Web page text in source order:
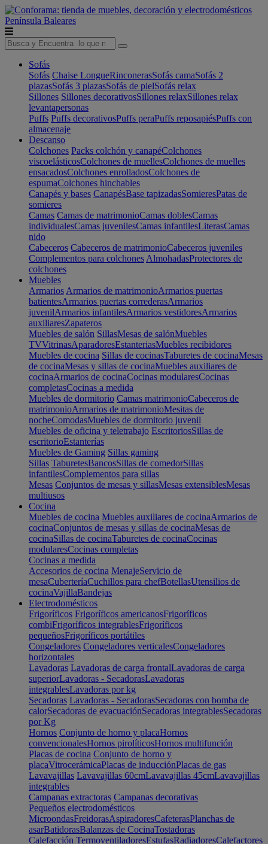
Península Baleares
Sofás
Sofás Chaise LongueRinconerasSofás camaSofás 2
plazasSofás 3 plazasSofás de pielSofás relax
Sillones Sillones decorativosSillones relaxSillones relax
levantapersonas
Puffs Puffs decorativosPuffs peraPuffs reposapiésPuffs con
almacenaje
Descanso
Colchones Packs colchón y canapéColchones
viscoelásticosColchones de muellesColchones de muelles
ensacadosColchones enrolladosColchones de
espumaColchones hinchables
Canapés y bases CanapésBase tapizadasSomieresPatas de
somieres
Camas Camas de matrimonioCamas doblesCamas
individualesCamas juvenilesCamas infantilesLiterasCamas
nido
Cabeceros Cabeceros de matrimonioCabeceros juveniles
Complementos para colchones AlmohadasProtectores de
colchones
Muebles
Armarios Armarios de matrimonioArmarios puertas
batientesArmarios puertas correderasArmarios
juvenilArmarios infantilesArmarios vestidoresArmarios
auxiliaresZapateros
Muebles de salón SillasMesas de salónMuebles
TVVitrinasAparadoresEstanteriasMuebles recibidores
Muebles de cocina Sillas de cocinasTaburetes de cocinaMesas
de cocinaMesas y sillas de cocinaMuebles auxiliares de
cocinaArmarios de cocinaCocinas modularesCocinas
completasCocinas a medida
Muebles de dormitorio Camas matrimonioCabeceros de
matrimonioArmarios de matrimonioMesitas de
nocheComodasMuebles de dormitorio juvenil
Muebles de oficina y teletrabajo EscritoriosSillas de
escritorioEstanterías
Muebles de Gaming Sillas gaming
Sillas TaburetesBancosSillas de comedorSillas
infantilesComplementos para sillas
Mesas Conjuntos de mesas y sillasMesas extensiblesMesas
multiusos
Cocina
Muebles de cocina Muebles auxiliares de cocinaArmarios de
cocinaConjuntos de mesas y sillas de cocinaMesas de
cocinaSillas de cocinaTaburetes de cocinaCocinas
modularesCocinas completas
Cocinas a medida
Accesorios de cocina MenajeServicio de
mesaCuberteríaCuchillos para chefBotellasUtensilios de
cocinaVajillaBandejas
Electrodomésticos
Frigoríficos Frigoríficos americanosFrigoríficos
combiFrigoríficos integrablesFrigoríficos
pequeñosFrigoríficos portátiles
Congeladores Congeladores verticalesCongeladores
horizontales
Lavadoras Lavadoras de carga frontalLavadoras de carga
superiorLavadoras - SecadorasLavadoras
integrablesLavadoras por kg
Secadoras Lavadoras - SecadorasSecadoras con bomba de
calorSecadoras de evacuaciónSecadoras integrablesSecadoras
por Kg
Hornos Conjunto de horno y placaHornos
convencionalesHornos pirolíticosHornos multifunción
Placas de cocina Conjunto de horno y
placaVitrocerámicaPlacas de inducciónPlacas de gas
Lavavajillas Lavavajillas 60cmLavavajillas 45cmLavavajillas
integrables
Campanas extractoras Campanas decorativas
Pequeños electrodomésticos
MicroondasFreidorasAspiradoresCafeterasPlanchas de
asarBatidorasBalanzas de CocinaTostadoras
Calefacción TermoventiladoresEstufasRadiadoresCalefactores